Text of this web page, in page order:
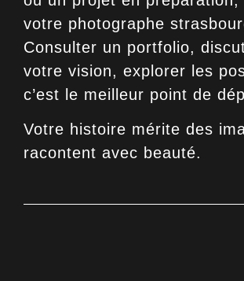
votre photographe
Consulter un portfolio,
votre vision, explorer les
c’est le meilleur point de
Votre histoire mérite des
racontent avec beauté.